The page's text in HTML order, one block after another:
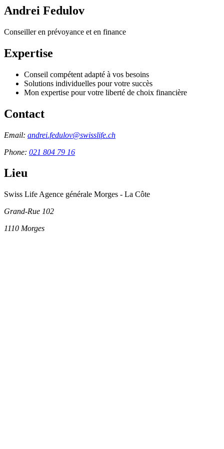
Andrei Fedulov
Conseiller en prévoyance et en finance
Expertise
Conseil compétent adapté à vos besoins
Solutions individuelles pour votre succès
Mon expertise pour votre liberté de choix financière
Contact
Email: andrei.fedulov@swisslife.ch
Phone: 021 804 79 16
Lieu
Swiss Life Agence générale Morges - La Côte
Grand-Rue 102
1110 Morges